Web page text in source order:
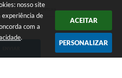
nosso site
experiência de
com a
.
ACEITAR
PERSONALIZAR